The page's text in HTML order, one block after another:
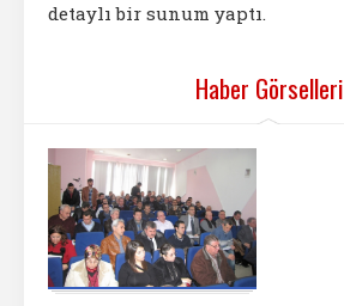
detaylı bir sunum yaptı.
Haber Görselleri